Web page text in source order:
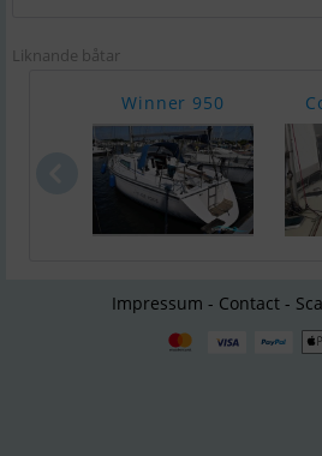
Liknande båtar
Winner 950
Impressum - Contact -